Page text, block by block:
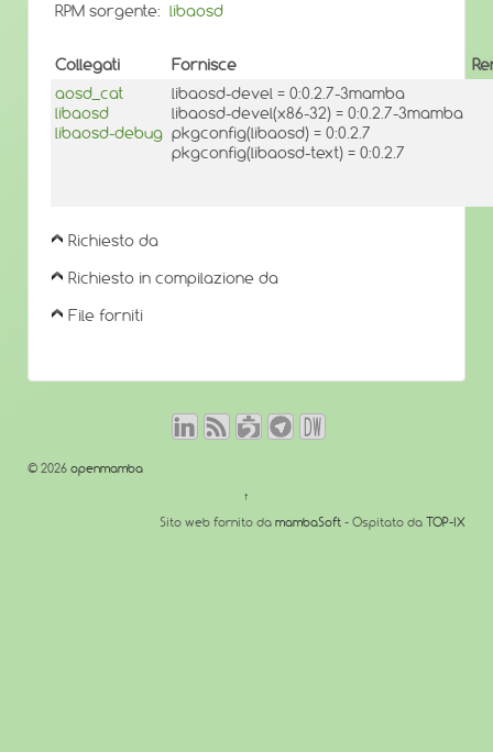
RPM sorgente: libaosd
Collegati Fornisce
aosd_cat
libaosd
libaosd-debug
libaosd-devel = 0:0.2.7-3mamba
libaosd-devel(x86-32) = 0:0.2.7-3mamba
pkgconfig(libaosd) = 0:0.2.7
pkgconfig(libaosd-text) = 0:0.2.7
Richiesto da
Richiesto in compilazione da
File forniti
© 2026 openmamba
↑
Sito web fornito da mambaSoft - Ospitato da TOP-IX